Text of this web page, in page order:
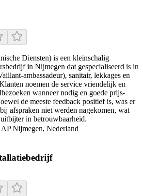
Diensten) is een kleinschalig
in Nijmegen dat gespecialiseerd is in
ambassadeur), sanitair, lekkages en
noemen de service vriendelijk en
wanneer nodig en goede prijs-
de meeste feedback positief is, was er
afspraken niet werden nagekomen, wat
in betrouwbaarheid.
Nijmegen, Nederland